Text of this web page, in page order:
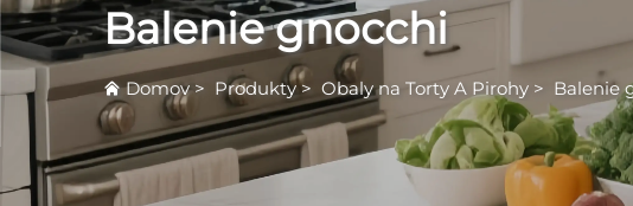
Balenie gnocchi
Domov> Produkty> Obaly na Torty A Pirohy > Balenie